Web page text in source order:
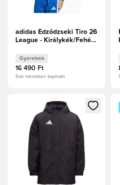
adidas Edződzseki Tiro 26
League - Királykék/Fehér
Gyerekek
16 490 Ft
Sok méretben kapható
Megnyit egy modált a